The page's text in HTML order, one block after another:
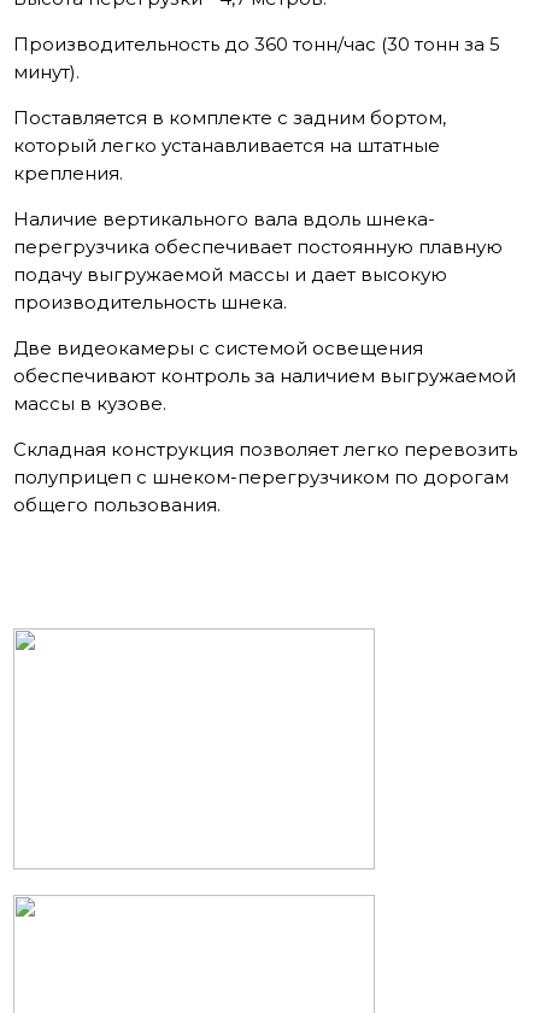
Производительность до 360 тонн/час (30 тонн за 5
минут).
Поставляется в комплекте с задним бортом,
который легко устанавливается на штатные
крепления.
Наличие вертикального вала вдоль шнека-
перегрузчика обеспечивает постоянную плавную
подачу выгружаемой массы и дает высокую
производительность шнека.
Две видеокамеры с системой освещения
обеспечивают контроль за наличием выгружаемой
массы в кузове.
Складная конструкция позволяет легко перевозить
полуприцеп с шнеком-перегрузчиком по дорогам
общего пользования.